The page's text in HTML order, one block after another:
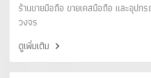
ร้านขายมือถือ ขายเคสมือถือ และอุป
วงจร
ดูเพิ่มเติม